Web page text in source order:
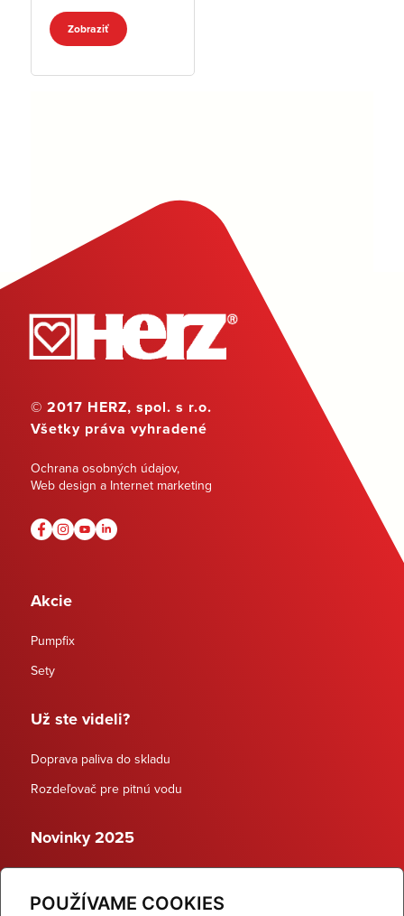
POUŽÍVAME COOKIES
ventilom, rohový
Zobraziť
© 2017 HERZ, spol. s r.o.
Všetky práva vyhradené
Ochrana osobných údajov,
Web design a Internet marketing
Akcie
Pumpfix
Sety
Už ste videli?
Doprava paliva do skladu
Rozdeľovač pre pitnú vodu
Novinky 2025
Dynamické termostatické ventily